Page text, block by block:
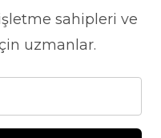
sahipleri ve
uzmanlar.